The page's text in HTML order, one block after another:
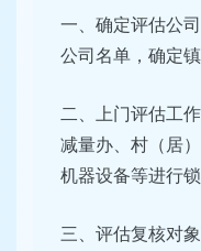
一、确定评估公
公司名单，确定镇
二、上门评估工
减量办、村（居
机器设备等进行
三、评估复核对